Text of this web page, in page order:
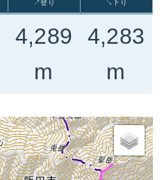
↗登り ↘下り
4,289
m
4,283
m